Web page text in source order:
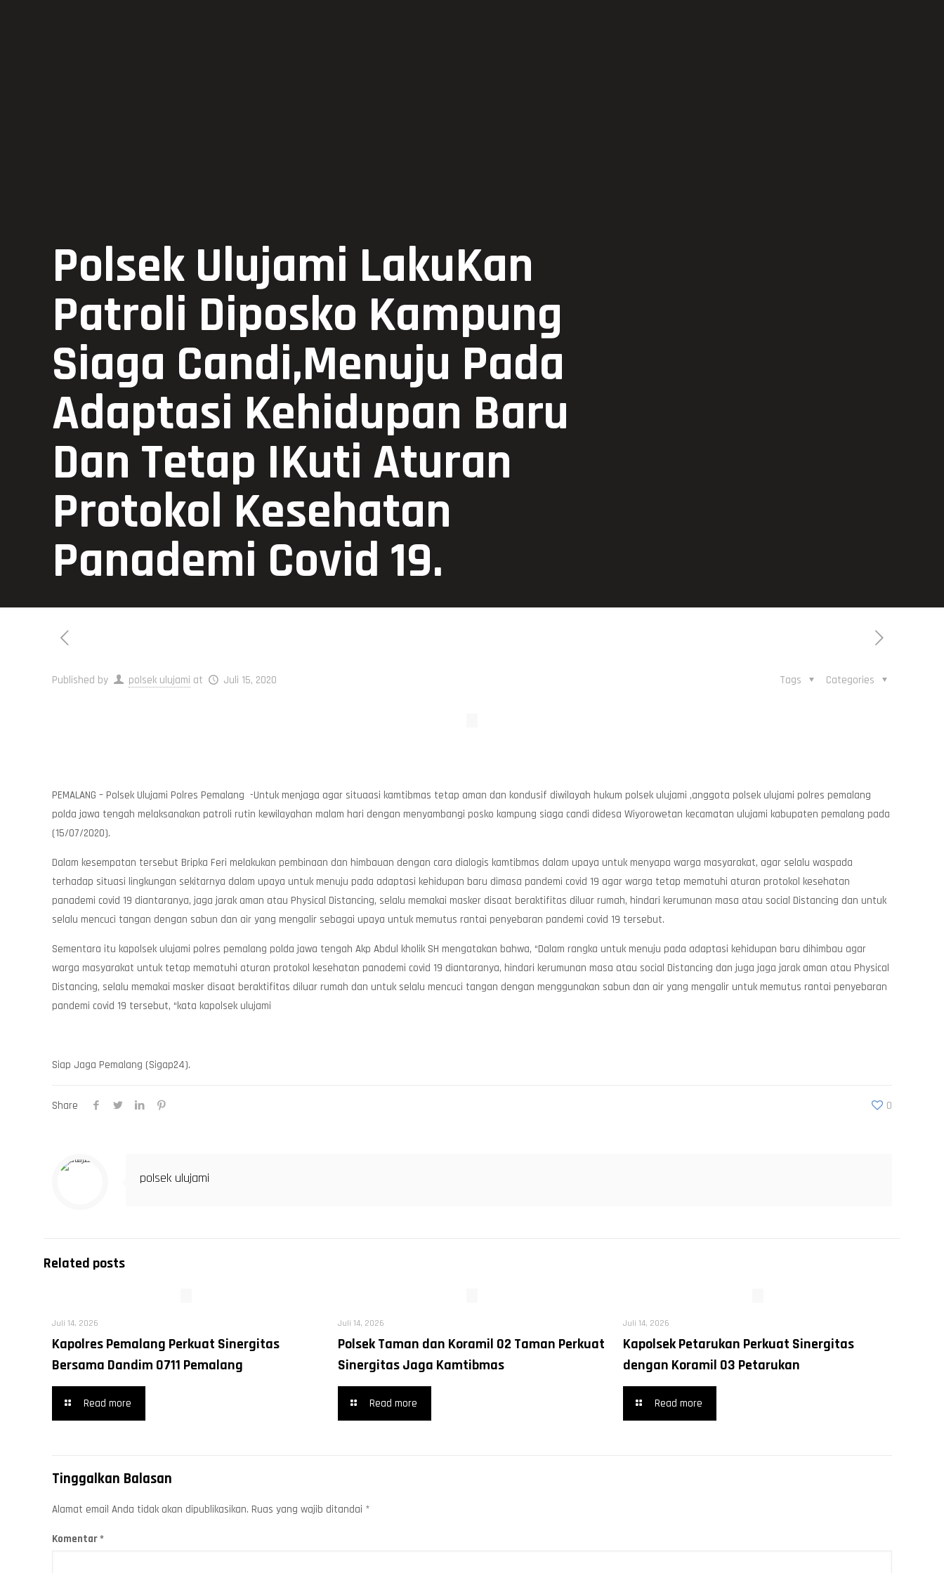
Polsek Ulujami LakuKan
Patroli Diposko Kampung
Siaga Candi,Menuju Pada
Adaptasi Kehidupan Baru
Dan Tetap IKuti Aturan
Protokol Kesehatan
Panademi Covid 19.
Published by polsek ulujami at Juli 15, 2020 Categories
Tags
PEMALANG – Polsek Ulujami Polres Pemalang -Untuk menjaga agar situaasi kamtibmas tetap aman dan kondusif diwilayah hukum polsek ulujami ,anggota polsek ulujami polres pemalang
polda jawa tengah melaksanakan patroli rutin kewilayahan malam hari dengan menyambangi posko kampung siaga candi didesa Wiyorowetan kecamatan ulujami kabupaten pemalang pada
(15/07/2020).
Dalam kesempatan tersebut Bripka Feri melakukan pembinaan dan himbauan dengan cara dialogis kamtibmas dalam upaya untuk menyapa warga masyarakat, agar selalu waspada
terhadap situasi lingkungan sekitarnya dalam upaya untuk menuju pada adaptasi kehidupan baru dimasa pandemi covid 19 agar warga tetap mematuhi aturan protokol kesehatan
panademi covid 19 diantaranya, jaga jarak aman atau Physical Distancing, selalu memakai masker disaat beraktifitas diluar rumah, hindari kerumunan masa atau social Distancing dan untuk
selalu mencuci tangan dengan sabun dan air yang mengalir sebagai upaya untuk memutus rantai penyebaran pandemi covid 19 tersebut.
Sementara itu kapolsek ulujami polres pemalang polda jawa tengah Akp Abdul kholik SH mengatakan bahwa, “Dalam rangka untuk menuju pada adaptasi kehidupan baru dihimbau agar
warga masyarakat untuk tetap mematuhi aturan protokol kesehatan panademi covid 19 diantaranya, hindari kerumunan masa atau social Distancing dan juga jaga jarak aman atau Physical
Distancing, selalu memakai masker disaat beraktifitas diluar rumah dan untuk selalu mencuci tangan dengan menggunakan sabun dan air yang mengalir untuk memutus rantai penyebaran
pandemi covid 19 tersebut, “kata kapolsek ulujami
Siap Jaga Pemalang (Sigap24).
Share 0
polsek ulujami
Related posts
Juli 14, 2026
Kapolres Pemalang Perkuat Sinergitas
Bersama Dandim 0711 Pemalang
Read more
Juli 14, 2026
Polsek Taman dan Koramil 02 Taman Perkuat
Sinergitas Jaga Kamtibmas
Read more
Juli 14, 2026
Kapolsek Petarukan Perkuat Sinergitas
dengan Koramil 03 Petarukan
Read more
Tinggalkan Balasan
Alamat email Anda tidak akan dipublikasikan. Ruas yang wajib ditandai *
Komentar*